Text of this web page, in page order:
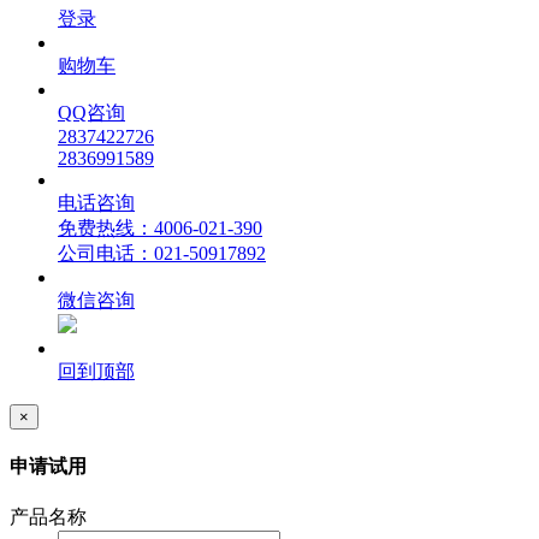
登录
购物车
QQ咨询
2837422726
2836991589
电话咨询
免费热线：4006-021-390
公司电话：021-50917892
微信咨询
回到顶部
×
申请试用
产品名称